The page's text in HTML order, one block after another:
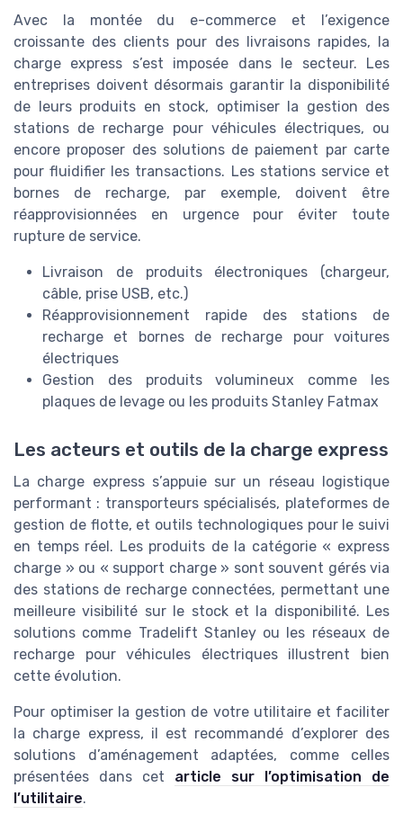
Avec la montée du e-commerce et l’exigence
croissante des clients pour des livraisons rapides, la
charge express s’est imposée dans le secteur. Les
entreprises doivent désormais garantir la disponibilité
de leurs produits en stock, optimiser la gestion des
stations de recharge pour véhicules électriques, ou
encore proposer des solutions de paiement par carte
pour fluidifier les transactions. Les stations service et
bornes de recharge, par exemple, doivent être
réapprovisionnées en urgence pour éviter toute
rupture de service.
Livraison de produits électroniques (chargeur,
câble, prise USB, etc.)
Réapprovisionnement rapide des stations de
recharge et bornes de recharge pour voitures
électriques
Gestion des produits volumineux comme les
plaques de levage ou les produits Stanley Fatmax
Les acteurs et outils de la charge express
La charge express s’appuie sur un réseau logistique
performant : transporteurs spécialisés, plateformes de
gestion de flotte, et outils technologiques pour le suivi
en temps réel. Les produits de la catégorie « express
charge » ou « support charge » sont souvent gérés via
des stations de recharge connectées, permettant une
meilleure visibilité sur le stock et la disponibilité. Les
solutions comme Tradelift Stanley ou les réseaux de
recharge pour véhicules électriques illustrent bien
cette évolution.
Pour optimiser la gestion de votre utilitaire et faciliter
la charge express, il est recommandé d’explorer des
solutions d’aménagement adaptées, comme celles
présentées dans cet article sur l’optimisation de
l’utilitaire.